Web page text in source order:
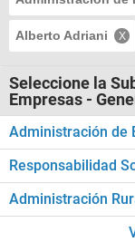
Alberto Adriani
Seleccione la
Empresas -
Administración de
Responsabilidad
Administración